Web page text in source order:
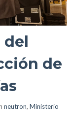
del
de
neutron, Ministerio